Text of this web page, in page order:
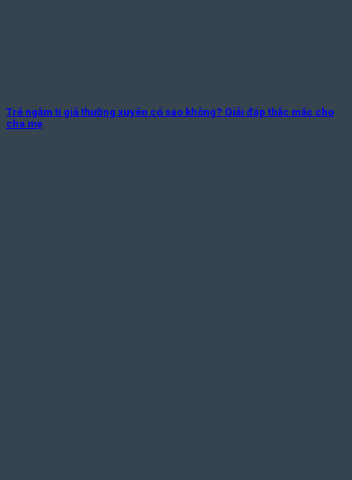
Trẻ ngậm ti giả thường xuyên có sao không? Giải đáp thắc mắc cho
cha mẹ